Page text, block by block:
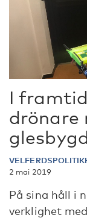
I
drönare
2 mai 2019
På sina håll i
verklighet